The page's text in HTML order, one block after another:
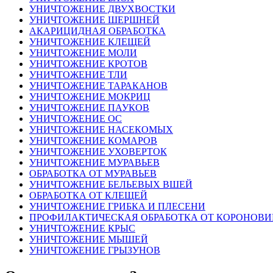
УНИЧТОЖЕНИЕ ДВУХВОСТКИ
УНИЧТОЖЕНИЕ ШЕРШНЕЙ
АКАРИЦИДНАЯ ОБРАБОТКА
УНИЧТОЖЕНИЕ КЛЕЩЕЙ
УНИЧТОЖЕНИЕ МОЛИ
УНИЧТОЖЕНИЕ КРОТОВ
УНИЧТОЖЕНИЕ ТЛИ
УНИЧТОЖЕНИЕ ТАРАКАНОВ
УНИЧТОЖЕНИЕ МОКРИЦ
УНИЧТОЖЕНИЕ ПАУКОВ
УНИЧТОЖЕНИЕ ОС
УНИЧТОЖЕНИЕ НАСЕКОМЫХ
УНИЧТОЖЕНИЕ КОМАРОВ
УНИЧТОЖЕНИЕ УХОВЕРТОК
УНИЧТОЖЕНИЕ МУРАВЬЕВ
ОБРАБОТКА ОТ МУРАВЬЕВ
УНИЧТОЖЕНИЕ БЕЛЬЕВЫХ ВШЕЙ
ОБРАБОТКА ОТ КЛЕЩЕЙ
УНИЧТОЖЕНИЕ ГРИБКА И ПЛЕСЕНИ
ПРОФИЛАКТИЧЕСКАЯ ОБРАБОТКА ОТ
УНИЧТОЖЕНИЕ КРЫС
УНИЧТОЖЕНИЕ МЫШЕЙ
УНИЧТОЖЕНИЕ ГРЫЗУНОВ